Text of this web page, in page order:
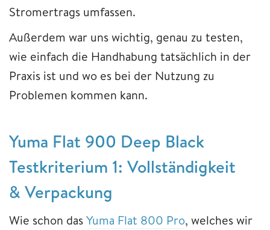
Stromertrags umfassen.
Außerdem war uns wichtig, genau zu testen,
wie einfach die Handhabung tatsächlich in der
Praxis ist und wo es bei der Nutzung zu
Problemen kommen kann.
Yuma Flat 900 Deep Black
Testkriterium 1: Vollständigkeit
& Verpackung
Wie schon dasYuma Flat 800 Pro, welches wir